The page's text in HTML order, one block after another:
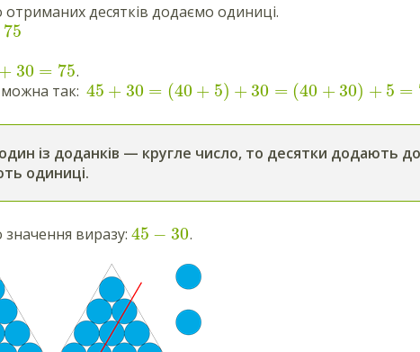
отриманих десятків додаємо одиниці.
75
+ 30 = 75.
так: 45 + 30 = (40 + 5) +30 = (40 +30) + 5 =
із доданків — кругле число, то десятки додають
одиниці.
виразу: 45 − 30.